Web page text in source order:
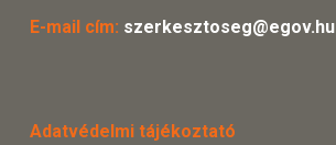
E-mail cím: szerkesztoseg@egov.hu
Adatvédelmi tájékoztató